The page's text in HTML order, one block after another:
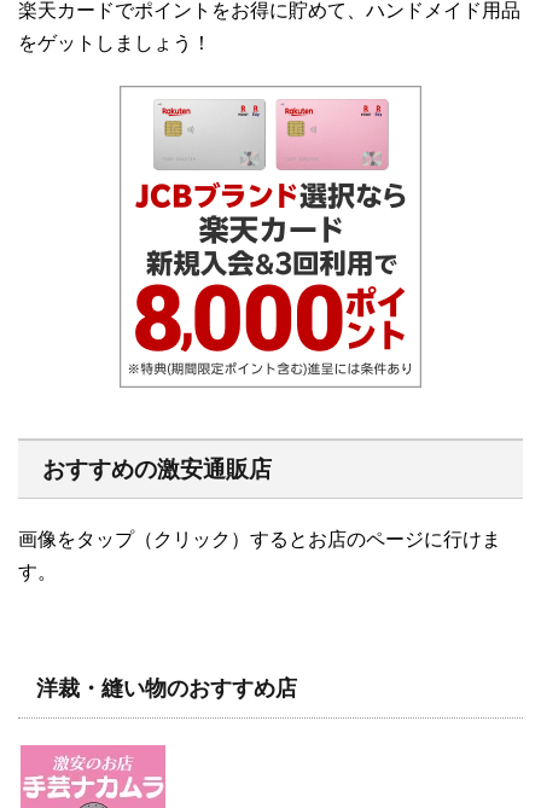
楽天カードでポイントをお得に貯めて、ハンドメイド用品
をゲットしましょう！
おすすめの激安通販店
画像をタップ（クリック）するとお店のページに行けま
す。
洋裁・縫い物のおすすめ店